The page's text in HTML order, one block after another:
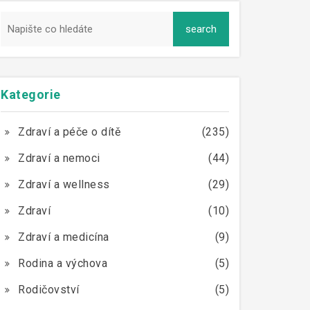
Kategorie
Zdraví a péče o dítě
(235)
Zdraví a nemoci
(44)
Zdraví a wellness
(29)
Zdraví
(10)
Zdraví a medicína
(9)
Rodina a výchova
(5)
Rodičovství
(5)